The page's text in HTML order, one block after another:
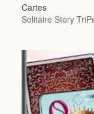
Cartes
Solitaire Story